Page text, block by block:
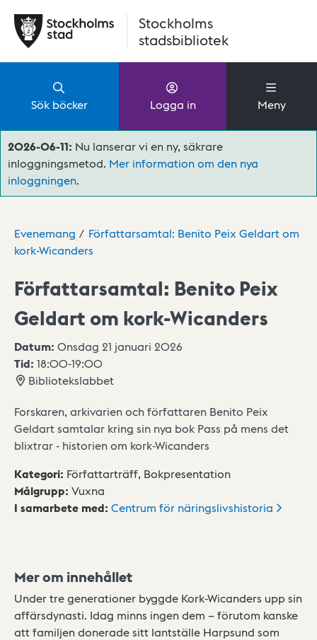
Stockholms
stadsbibliotek
Sök böcker Logga in Meny
2026-06-11: Nu lanserar vi en ny, säkrare
inloggningsmetod. Mer information om den nya
inloggningen.
Evenemang
Författarsamtal: Benito Peix Geldart om
kork-Wicanders
Författarsamtal: Benito Peix
Geldart om kork-Wicanders
Datum: Onsdag 21 januari 2026
Tid: 18:00-19:00
Bibliotekslabbet
Forskaren, arkivarien och författaren Benito Peix
Geldart samtalar kring sin nya bok Pass på mens det
blixtrar - historien om kork-Wicanders
Kategori: Författarträff, Bokpresentation
Målgrupp: Vuxna
I samarbete med: Centrum för näringslivshistoria
Mer om innehållet
Under tre generationer byggde Kork-Wicanders upp sin
affärsdynasti. Idag minns ingen dem – förutom kanske
att familjen donerade sitt lantställe Harpsund som